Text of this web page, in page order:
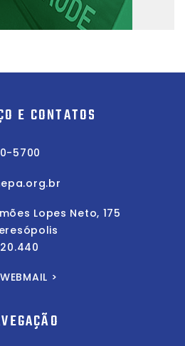
E CONTATOS
5700
Lopes Neto, 175
>